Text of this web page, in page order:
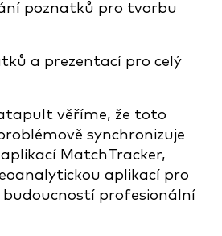
poznatků pro tvorbu
a prezentací pro celý
věříme, že toto
synchronizuje
MatchTracker,
aplikací pro
budoucností profesionální